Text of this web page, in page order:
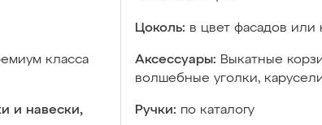
Цоколь: в цвет фасадов или
класса
Аксессуары: Выкатные
волшебные уголки,
и навески,
Ручки: по каталогу